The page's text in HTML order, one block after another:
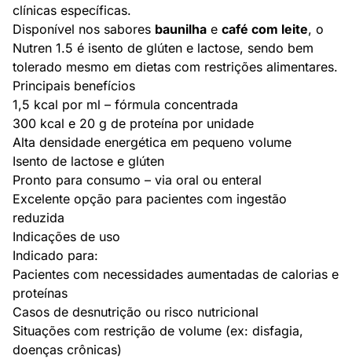
clínicas específicas.
Disponível nos sabores baunilha e café com leite, o
Nutren 1.5 é isento de glúten e lactose, sendo bem
tolerado mesmo em dietas com restrições alimentares.
Principais benefícios
1,5 kcal por ml – fórmula concentrada
300 kcal e 20 g de proteína por unidade
Alta densidade energética em pequeno volume
Isento de lactose e glúten
Pronto para consumo – via oral ou enteral
Excelente opção para pacientes com ingestão
reduzida
Indicações de uso
Indicado para:
Pacientes com necessidades aumentadas de calorias e
proteínas
Casos de desnutrição ou risco nutricional
Situações com restrição de volume (ex: disfagia,
doenças crônicas)